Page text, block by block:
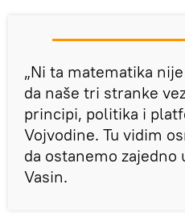
„Ni ta matematika
da naše tri stranke
principi, politika i
Vojvodine. Tu vidim
da ostanemo zajedno
Vasin.